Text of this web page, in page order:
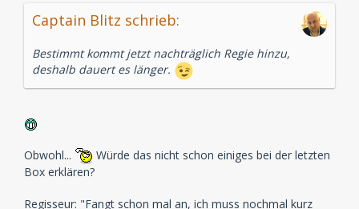
Captain Blitz schrieb:
Bestimmt kommt jetzt nachträglich Regie hinzu,
deshalb dauert es länger.
Obwohl...
Würde das nicht schon einiges bei der letzten
Box erklären?
Regisseur: "Fangt schon mal an, ich muss nochmal kurz